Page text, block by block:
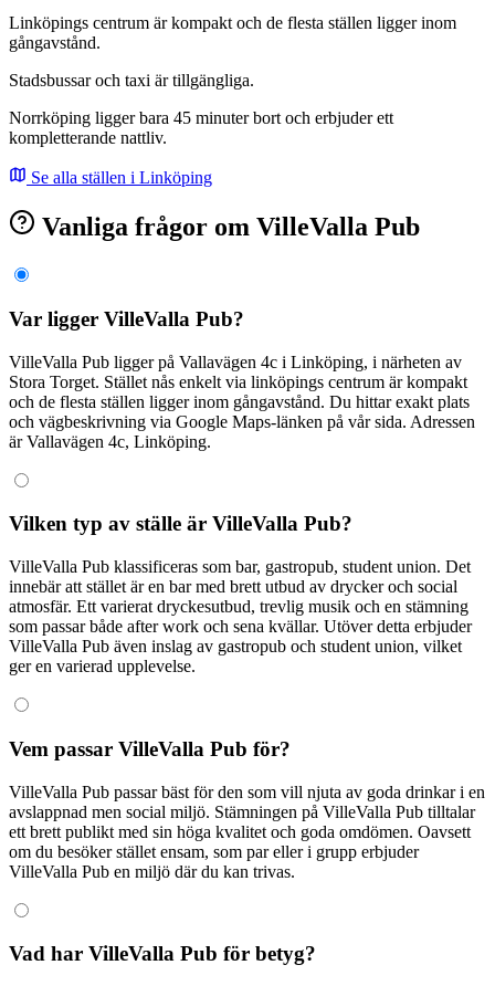
Linköpings centrum är kompakt och de flesta ställen ligger inom
gångavstånd.
Stadsbussar och taxi är tillgängliga.
Norrköping ligger bara 45 minuter bort och erbjuder ett
kompletterande nattliv.
Se alla ställen i Linköping
Vanliga frågor om VilleValla Pub
Var ligger VilleValla Pub?
VilleValla Pub ligger på Vallavägen 4c i Linköping, i närheten av
Stora Torget. Stället nås enkelt via linköpings centrum är kompakt
och de flesta ställen ligger inom gångavstånd. Du hittar exakt plats
och vägbeskrivning via Google Maps-länken på vår sida. Adressen
är Vallavägen 4c, Linköping.
Vilken typ av ställe är VilleValla Pub?
VilleValla Pub klassificeras som bar, gastropub, student union. Det
innebär att stället är en bar med brett utbud av drycker och social
atmosfär. Ett varierat dryckesutbud, trevlig musik och en stämning
som passar både after work och sena kvällar. Utöver detta erbjuder
VilleValla Pub även inslag av gastropub och student union, vilket
ger en varierad upplevelse.
Vem passar VilleValla Pub för?
VilleValla Pub passar bäst för den som vill njuta av goda drinkar i en
avslappnad men social miljö. Stämningen på VilleValla Pub tilltalar
ett brett publikt med sin höga kvalitet och goda omdömen. Oavsett
om du besöker stället ensam, som par eller i grupp erbjuder
VilleValla Pub en miljö där du kan trivas.
Vad har VilleValla Pub för betyg?